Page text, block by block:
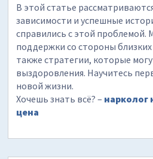
В этой статье
зависимости и успешные
справились с этой проблемой.
поддержки со стороны
также стратегии, которые
выздоровления. Научитесь
новой жизни.
Хочешь знать всё? – нарколог
цена